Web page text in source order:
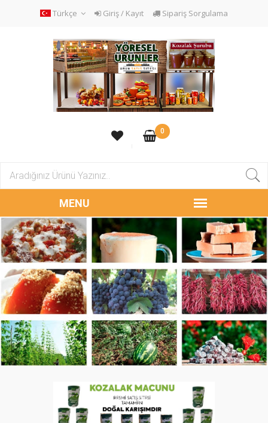
Türkçe Giriş / Kayıt Sipariş Sorgulama
0